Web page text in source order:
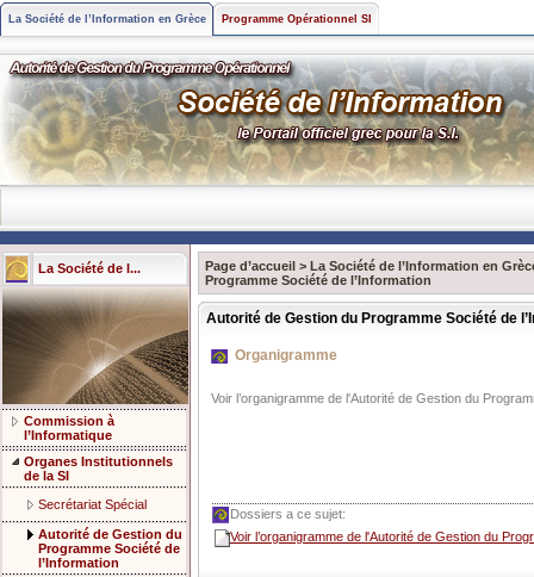
La Société de l’Information en Grèce Programme Opérationnel SI
La Société de l...
Commission à
l’Informatique
Organes Institutionnels
de la SI
Secrétariat Spécial
Autorité de Gestion du
Programme Société de
l’Information
Page d’accueil > La Société de l’Information en
Programme Société de l’Information
Autorité de Gestion du Programme Société de
Organigramme
Voir l’organigramme de l'Autorité de Gestion du
Dossiers a ce sujet:
Voir l’organigramme de l'Autorité de Gestion du